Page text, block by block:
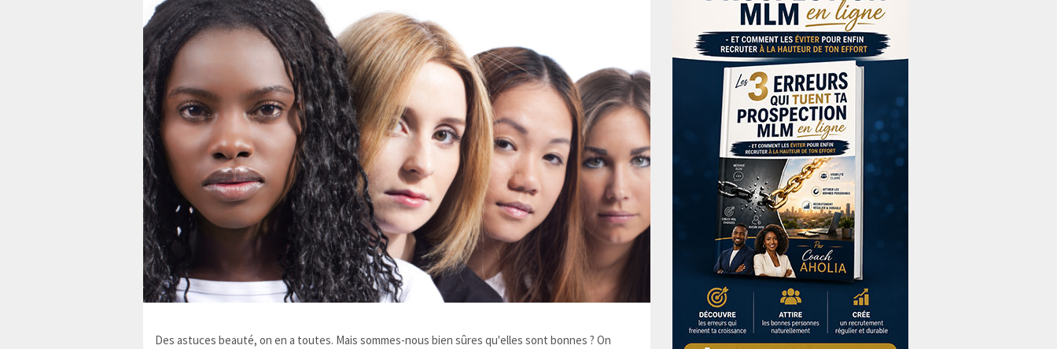
Des astuces beauté, on en a toutes. Mais sommes-nous bien sûres qu'elles sont bonnes ? On